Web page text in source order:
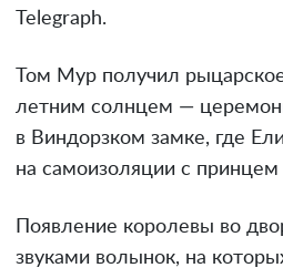
Telegraph.
Том Мур получил
летним солнцем —
в Виндорзком замке, где
на самоизоляции с
Появление королевы во
звуками волынок, на